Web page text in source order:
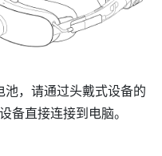
，请通过头戴式设备的
备直接连接到电脑。